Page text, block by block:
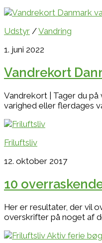
Udstyr /Vandring
1. juni 2022
Vandrekort
Vandrekort | Tager du
varighed eller flerdages
Friluftsliv
12. oktober 2017
10
Her er resultater, der vil
overskrifter på noget af